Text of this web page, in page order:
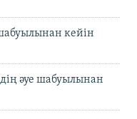
кейін
әуе шабуылынан